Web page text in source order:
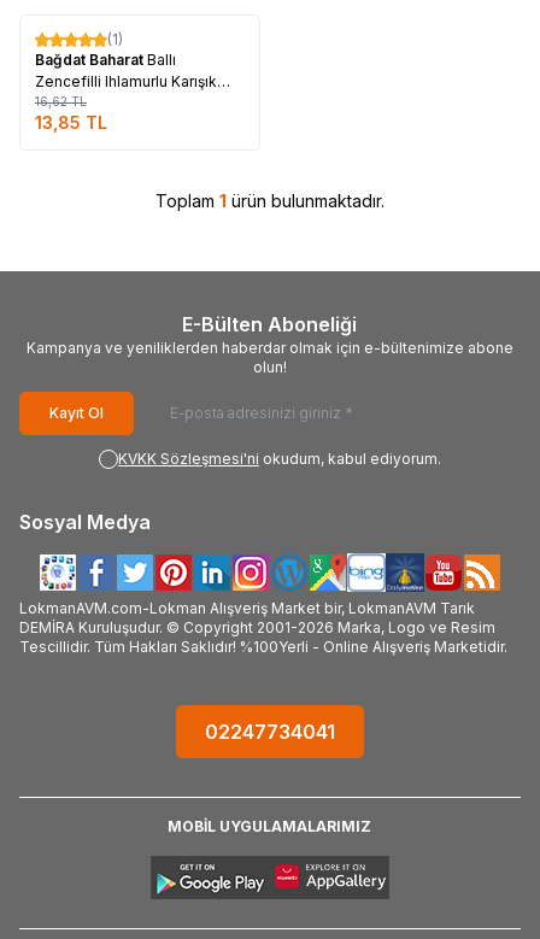
%17
(1)
Bağdat Baharat Ballı
Zencefilli Ihlamurlu Karışık
Bitki Çayı 20 Süzen Pşt
16,62TL
13,85 TL
Toplam 1 ürün bulunmaktadır.
E-Bülten Aboneliği
Kampanya ve yeniliklerden haberdar olmak için e-bültenimize abone
olun!
Kayıt Ol
KVKK Sözleşmesi'ni okudum, kabul ediyorum.
Sosyal Medya
LokmanAVM.com-Lokman Alışveriş Market bir, LokmanAVM Tarık
DEMİRA Kuruluşudur. © Copyright 2001-2026 Marka, Logo ve Resim
Tescillidir. Tüm Hakları Saklıdır! %100Yerli - Online Alışveriş Marketidir.
02247734041
MOBİL UYGULAMALARIMIZ